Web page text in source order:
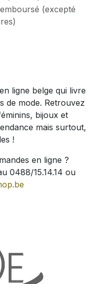
(excepté
ligne belge qui livre
de mode. Retrouvez
bijoux et
mais surtout,
!
en ligne ?
0488/15.14.14 ou